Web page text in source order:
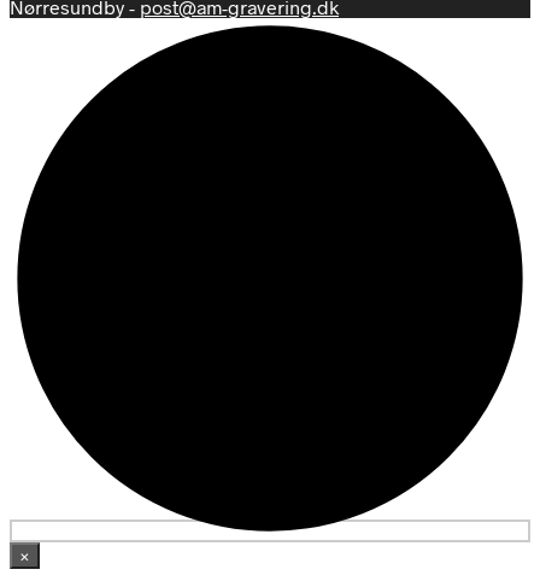
Nørresundby - post@am-gravering.dk
×